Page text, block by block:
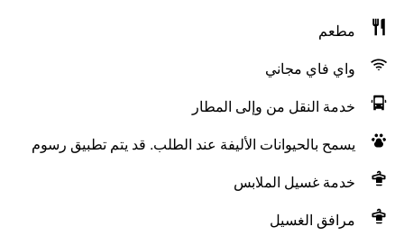
مطعم
واي فاي مجاني
خدمة النقل من وإلى المطار
يسمح بالحيوانات الأليفة عند الطلب. قد يتم تطبيق رسوم
خدمة غسيل الملابس
مرافق الغسيل